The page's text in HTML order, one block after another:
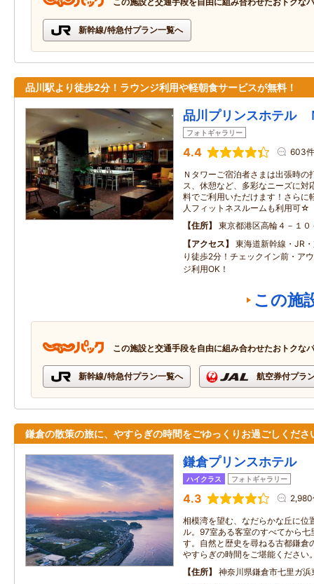
新幹線/特急付プラン一覧へ
品川駅より徒歩2分！ラウンジ利用や軽朝食サービスが無料！
品川プリンスホテル
フォトギャラリー
4.4 603件
Ｎタワーご宿泊者さまは出張時の
ス、休憩など、多彩なニーズに対
料でご利用いただけます！さらに
人フィットネスルームも利用可☆
住所
東京都港区高輪４－１０
アクセス
東海道新幹線・JR
り徒歩2分！チェックイン前・ア
ジ利用OK！
この施
この施設と交通手段を自由に組み合わせたおトクな
新幹線/特急付プラン一覧へ 航空券付プラ
鎌倉の散策の旅に、やすらぎの時間をごゆっくりお過ごしくださ
鎌倉プリンスホテル
ハイクラス フォトギャラリー
4.3
相模湾を望む、なだらかな丘に位
ル。97室ある客室のすべてから
す。自然と歴史を尋ねる古都鎌倉
やすらぎの時間をご堪能ください
住所
神奈川県鎌倉市七里ガ